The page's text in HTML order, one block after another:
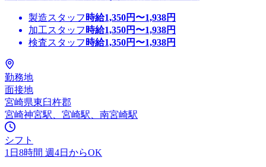
製造スタッフ 時給1,350円〜1,938円
加工スタッフ 時給1,350円〜1,938円
検査スタッフ 時給1,350円〜1,938円
勤務地
面接地
宮崎県東臼杵郡
宮崎神宮駅、宮崎駅、南宮崎駅
シフト
1日8時間 週4日からOK